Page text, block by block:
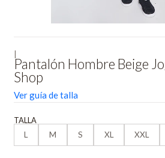
Pantalón Hombre Beige
Shop
Ver guía de talla
TALLA
L
M S XL XXL